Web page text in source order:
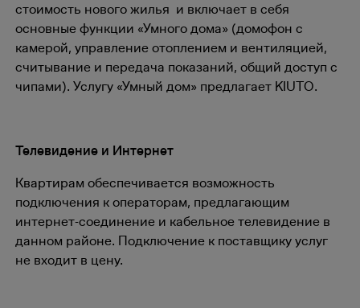
стоимость нового жилья и включает в себя
основные функции «Умного дома» (домофон с
камерой, управление отоплением и вентиляцией,
считывание и передача показаний, общий доступ с
чипами). Услугу «Умный дом» предлагает KIUTO.
Телевидение и Интернет
Квартирам обеспечивается возможность
подключения к операторам, предлагающим
интернет-соединение и кабельное телевидение в
данном районе. Подключение к поставщику услуг
не входит в цену.